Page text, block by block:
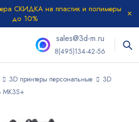
СКИДКА на пластик и полимеры
до 10%
sales@3d-m.ru
8(495)134-42-56
3D принтеры персональные
3D
MK3S+